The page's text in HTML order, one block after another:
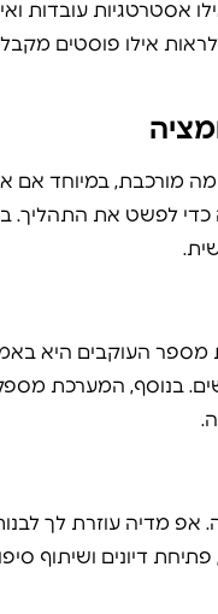
אסטרטגיות
אילו פוסטים
מורכבת, במיוחד
לפשט את התהליך.
העוקבים היא
המערכת מספקת
מדיה עוזרת לך
דיונים ושיתוף